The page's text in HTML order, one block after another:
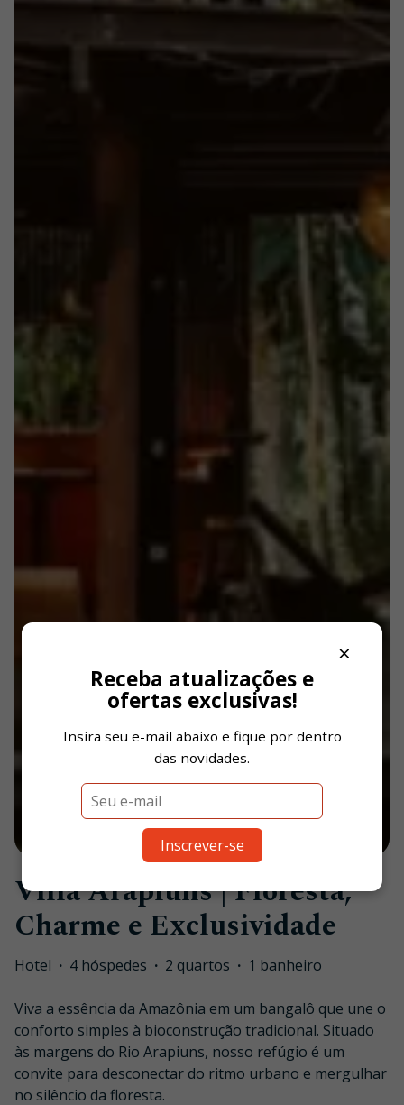
Villa Arapiuns | Floresta,
Charme e Exclusividade
Hotel · 4 hóspedes · 2 quartos · 1 banheiro
Viva a essência da Amazônia em um bangalô que une o
conforto simples à bioconstrução tradicional. Situado
às margens do Rio Arapiuns, nosso refúgio é um
convite para desconectar do ritmo urbano e mergulhar
no silêncio da floresta.
×
Receba atualizações e
ofertas exclusivas!
Insira seu e-mail abaixo e fique por dentro
das novidades.
Inscrever-se